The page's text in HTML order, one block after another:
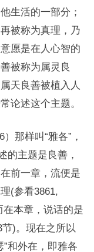
生活的一部分；
被称为真理，乃
愿是在人心智的
被称为属灵良
天良善被植入人
论述这个主题。
那样叫“雅各”，
的主题是良善，
前一章，流便是
(参看3861,
在本章，说话的是
)。现在之所以
和外在，即雅各